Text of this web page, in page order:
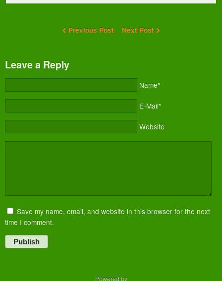
Previous Post Next Post
Leave a Reply
Name*
E-Mail*
Website
Save my name, email, and website in this browser for the next
time I comment.
Publish
Powered by